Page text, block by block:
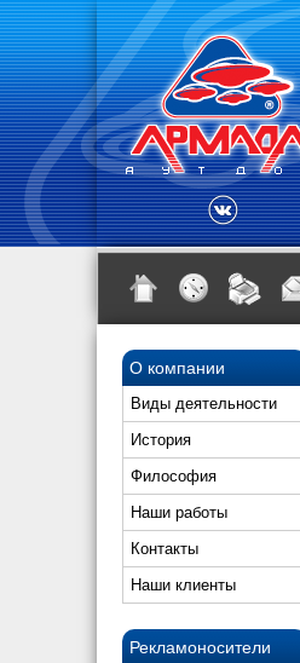
О компании
Виды деятельности
История
Философия
Наши работы
Контакты
Наши клиенты
Рекламоносители